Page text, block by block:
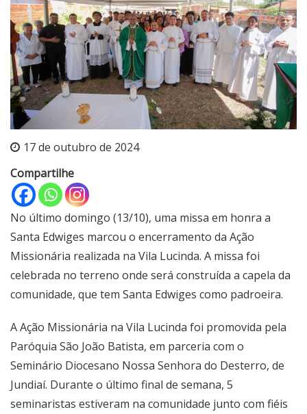
17 de outubro de 2024
Compartilhe
No último domingo (13/10), uma missa em honra a
Santa Edwiges marcou o encerramento da Ação
Missionária realizada na Vila Lucinda. A missa foi
celebrada no terreno onde será construída a capela da
comunidade, que tem Santa Edwiges como padroeira.
A Ação Missionária na Vila Lucinda foi promovida pela
Paróquia São João Batista, em parceria com o
Seminário Diocesano Nossa Senhora do Desterro, de
Jundiaí. Durante o último final de semana, 5
seminaristas estiveram na comunidade junto com fiéis